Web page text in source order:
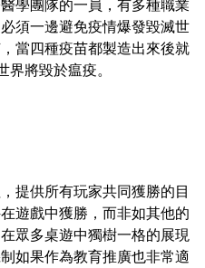
學團隊的一員，有多種職業
須一邊避免疫情爆發毀滅世
當四種疫苗都製造出來後就
將毀於瘟疫。
提供所有玩家共同獲勝的目
遊戲中獲勝，而非如其他的
眾多桌遊中獨樹一格的展現
如果作為教育推廣也非常適